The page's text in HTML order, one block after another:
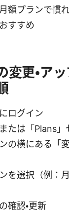
額プランで慣
すすめ
変更・ア
ログイン
または「Plans
の横にある「
を選択（例：
確認・更新